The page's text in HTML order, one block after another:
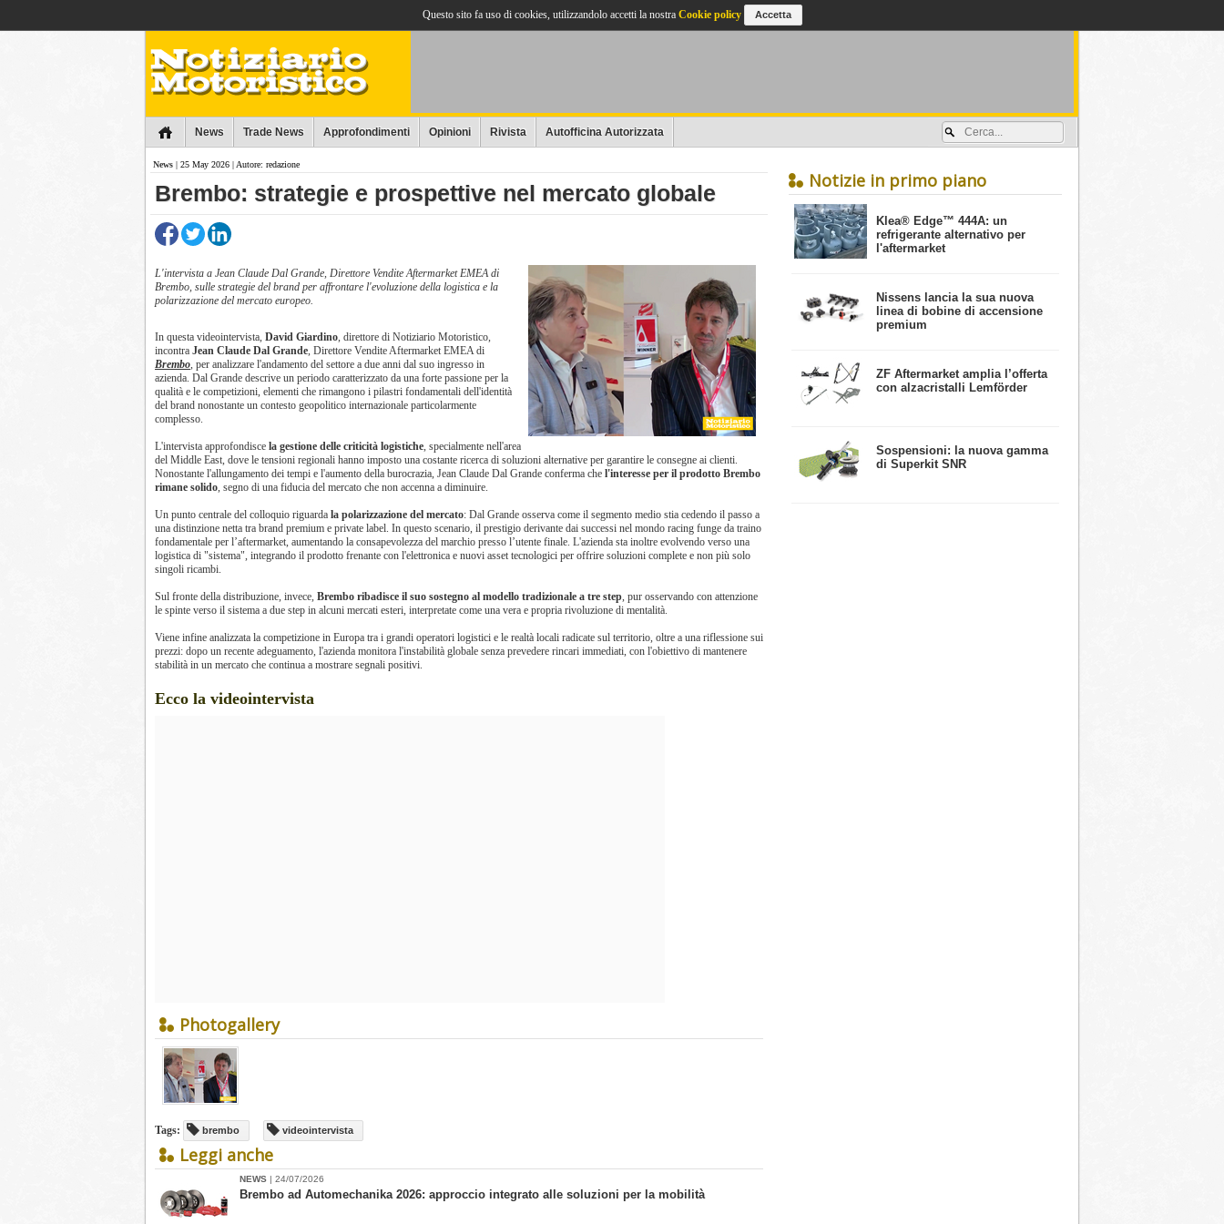
News Trade News Approfondimenti Opinioni Rivista Autofficina Autorizzata
Notizie in primo piano
​Klea® Edge™ 444A: un
refrigerante alternativo per
l'aftermarket
Nissens lancia la sua nuova
linea di bobine di accensione
premium
ZF Aftermarket amplia l’offerta
con alzacristalli Lemförder
​Sospensioni: la nuova gamma
di Superkit SNR
News | 25 May 2026 | Autore: redazione
​Brembo: strategie e prospettive nel mercato globale
L'intervista a Jean Claude Dal Grande, Direttore Vendite Aftermarket EMEA di
Brembo, sulle strategie del brand per affrontare l'evoluzione della logistica e la
polarizzazione del mercato europeo.
In questa videointervista, David Giardino, direttore di Notiziario Motoristico,
incontra Jean Claude Dal Grande, Direttore Vendite Aftermarket EMEA di
Brembo, per analizzare l'andamento del settore a due anni dal suo ingresso in
azienda. Dal Grande descrive un periodo caratterizzato da una forte passione per la
qualità e le competizioni, elementi che rimangono i pilastri fondamentali dell'identità
del brand nonostante un contesto geopolitico internazionale particolarmente
complesso.
L'intervista approfondisce la gestione delle criticità logistiche, specialmente nell'area
del Middle East, dove le tensioni regionali hanno imposto una costante ricerca di soluzioni alternative per garantire le consegne ai clienti.
Nonostante l'allungamento dei tempi e l'aumento della burocrazia, Jean Claude Dal Grande conferma che l'interesse per il prodotto Brembo
rimane solido, segno di una fiducia del mercato che non accenna a diminuire.
Un punto centrale del colloquio riguarda la polarizzazione del mercato: Dal Grande osserva come il segmento medio stia cedendo il passo a
una distinzione netta tra brand premium e private label. In questo scenario, il prestigio derivante dai successi nel mondo racing funge da traino
fondamentale per l’aftermarket, aumentando la consapevolezza del marchio presso l’utente finale. L'azienda sta inoltre evolvendo verso una
logistica di "sistema", integrando il prodotto frenante con l'elettronica e nuovi asset tecnologici per offrire soluzioni complete e non più solo
singoli ricambi.
Sul fronte della distribuzione, invece, Brembo ribadisce il suo sostegno al modello tradizionale a tre step, pur osservando con attenzione
le spinte verso il sistema a due step in alcuni mercati esteri, interpretate come una vera e propria rivoluzione di mentalità.
Viene infine analizzata la competizione in Europa tra i grandi operatori logistici e le realtà locali radicate sul territorio, oltre a una riflessione sui
prezzi: dopo un recente adeguamento, l'azienda monitora l'instabilità globale senza prevedere rincari immediati, con l'obiettivo di mantenere
stabilità in un mercato che continua a mostrare segnali positivi.
Ecco la videointervista
Photogallery
Tags: brembo videointervista
Leggi anche
NEWS | 24/07/2026
Brembo ad Automechanika 2026: approccio integrato alle soluzioni per la mobilità
Questo sito fa uso di cookies, utilizzandolo accetti la nostra Cookie policy Accetta